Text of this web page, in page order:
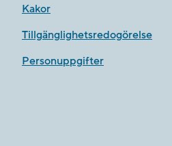
Kakor
Tillgänglighetsredogörelse
Personuppgifter